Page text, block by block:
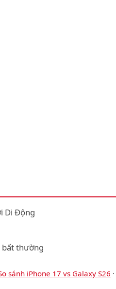
Di Động
bất thường
sánh iPhone 17 vs Galaxy S26 ·